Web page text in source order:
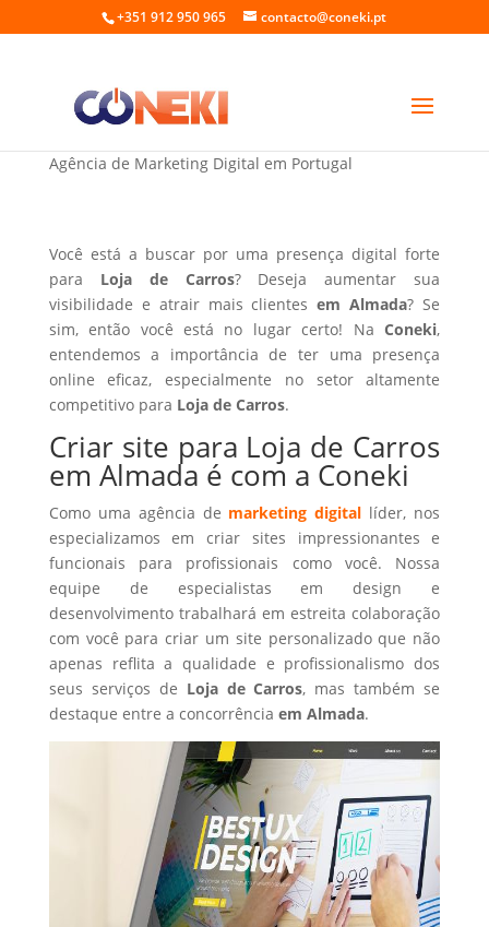
+351 912 950 965 contacto@coneki.pt
Criar site para Loja de Carros em Almada
Agência de Marketing Digital em Portugal
Você está a buscar por uma presença digital forte
para Loja de Carros? Deseja aumentar sua
visibilidade e atrair mais clientesem Almada? Se
sim, então você está no lugar certo! NaConeki,
entendemos a importância de ter uma presença
online eficaz, especialmente no setor altamente
competitivo para Loja de Carros.
Criar site para Loja de Carros
em Almada é com a Coneki
Como uma agência de marketing digital líder, nos
especializamos em criar sites impressionantes e
funcionais para profissionais como você. Nossa
equipe de especialistas em design e
desenvolvimento trabalhará em estreita colaboração
com você para criar um site personalizado que não
apenas reflita a qualidade e profissionalismo dos
seus serviços de Loja de Carros, mas também se
destaque entre a concorrência em Almada.